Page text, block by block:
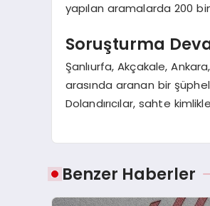
yapılan aramalarda 200
Soruşturma
Şanlıurfa, Akçakale,
arasında aranan bir
Dolandırıcılar, sahte
Benzer Haberler